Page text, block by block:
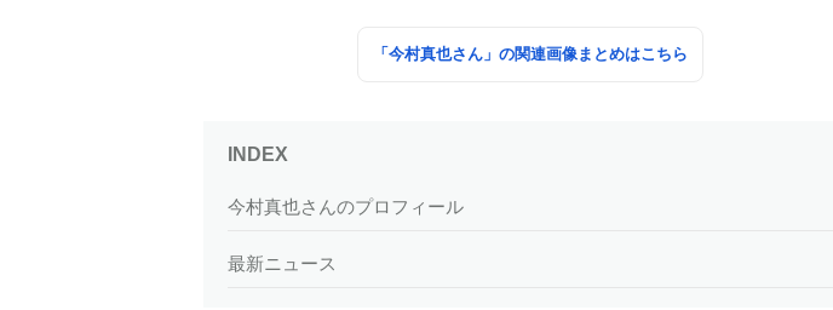
「今村真也さん」の関連画像まとめはこちら
今村真也さんのプロフィール
最新ニュース